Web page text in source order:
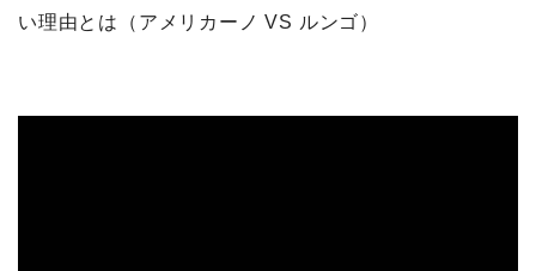
い理由とは（アメリカーノ VS ルンゴ）